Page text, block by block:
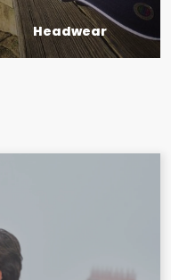
Headwear